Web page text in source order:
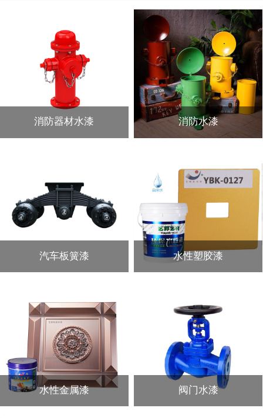
消防器材水漆 消防水漆
汽车板簧漆 水性塑胶漆
水性金属漆 阀门水漆